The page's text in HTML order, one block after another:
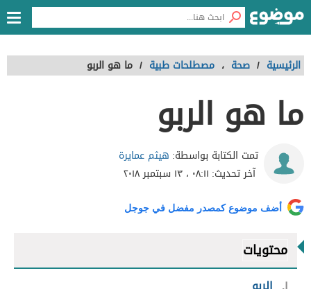
الرئيسية / صحة ، مصطلحات طبية / ما هو الربو
ما هو الربو
تمت الكتابة بواسطة: هيثم عمايرة
آخر تحديث: ٠٨:١١ ، ١٣ سبتمبر ٢٠١٨
أضف موضوع كمصدر مفضل في جوجل
محتويات